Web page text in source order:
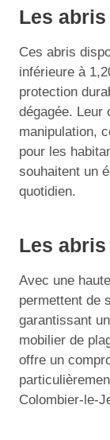
Les
Ces abris
inférieure à
protection
dégagée. Leur
manipulation,
pour les
souhaitent un
quotidien.
Les
Avec une
permettent de
garantissant
mobilier de
offre un
Colombier-le-